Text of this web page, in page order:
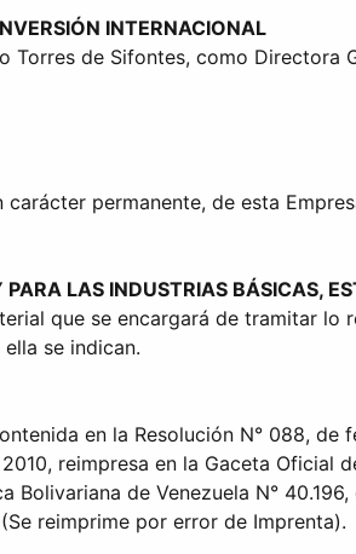
INTERNACIONAL
Torres de Sifontes, como
permanente, de esta
LAS INDUSTRIAS BÁSICAS,
que se encargará de tramitar
se indican.
en la Resolución N° 088,
reimpresa en la Gaceta Oficial
de Venezuela N°
reimprime por error de Imprenta).